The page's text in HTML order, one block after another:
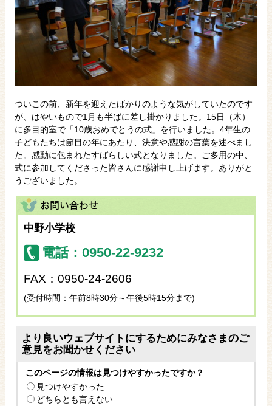
ついこの前、新年を迎えたばかりのような気がしていたのです
が、はやいもので1月も半ばに差し掛かりました。15日（木）
に多目的室で「10歳おめでとうの式」を行いました。4年生の
子どもたちは節目の年にあたり、決意や感謝の言葉を述べまし
た。感動に包まれたすばらしい式となりました。ご多用の中、
式に参加してくださった皆さんに感謝申し上げます。ありがと
うございました。
中野小学校
電話：0950-22-9232
FAX：0950-24-2606
(受付時間：午前8時30分～午後5時15分まで)
より良いウェブサイトにするためにみなさまのご
意見をお聞かせください
このページの情報は見つけやすかったですか？
見つけやすかった
どちらとも言えない